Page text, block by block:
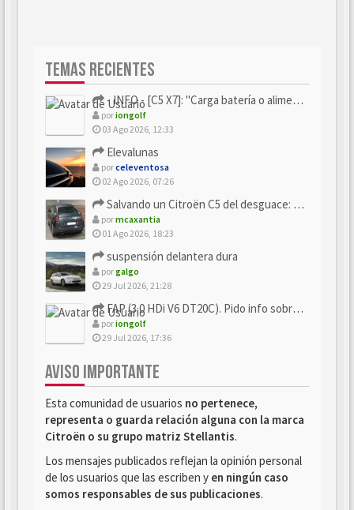
TEMAS RECIENTES
- INFO - [C5 X7]: "Carga batería o alimentación eléctri...
poriongolf
03 Ago 2026, 12:33
Elevalunas
porceleventosa
02 Ago 2026, 07:26
Salvando un Citroën C5 del desguace: Presentación y seguimiento
pormcaxantia
01 Ago 2026, 18:23
suspensión delantera dura
porgalgo
29 Jul 2026, 21:28
FAP (3.0 HDi V6 DT20C). Pido info sobre su sustitución
poriongolf
29 Jul 2026, 17:36
AVISO IMPORTANTE
Esta comunidad de usuarios no pertenece,
representa o guarda relación alguna con la marca
Citroën o su grupo matriz Stellantis.
Los mensajes publicados reflejan la opinión personal
de los usuarios que las escriben y en ningún caso
somos responsables de sus publicaciones.